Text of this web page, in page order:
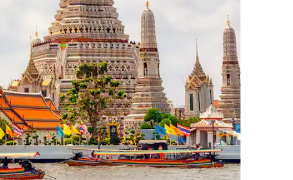
нагоре и надолу или навигирайте с докосване или плъзгане.